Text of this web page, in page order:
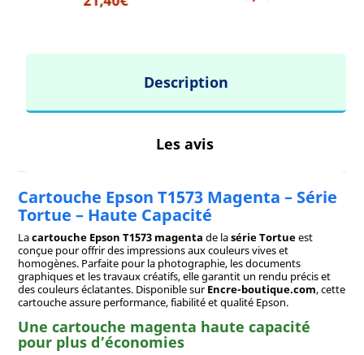
Description
Les avis
Cartouche Epson T1573 Magenta – Série
Tortue – Haute Capacité
Lacartouche Epson T1573 magenta de lasérie Tortueest
conçue pour offrir des impressions aux couleurs vives et
homogènes. Parfaite pour la photographie, les documents
graphiques et les travaux créatifs, elle garantit un rendu précis et
des couleurs éclatantes. Disponible surEncre-boutique.com, cette
cartouche assure performance, fiabilité et qualité Epson.
Une cartouche magenta haute capacité
pour plus d’économies